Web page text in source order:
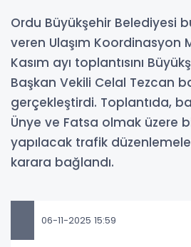
Ordu Büyükşehir Belediyesi
veren Ulaşım Koordinasyon
Kasım ayı toplantısını
Başkan Vekili Celal Tezcan
gerçekleştirdi. Toplantıda,
Ünye ve Fatsa olmak üzere
yapılacak trafik
karara bağlandı.
06-11-2025 15:59